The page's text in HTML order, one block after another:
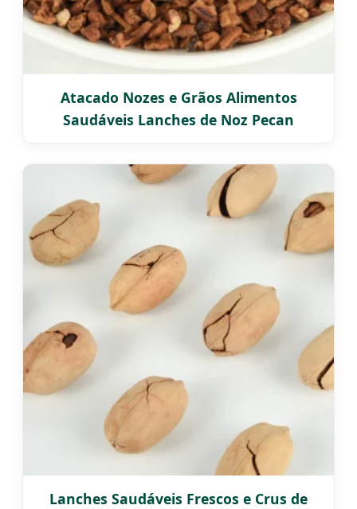
Atacado Nozes e Grãos Alimentos
Saudáveis Lanches de Noz Pecan
Lanches Saudáveis Frescos e Crus de